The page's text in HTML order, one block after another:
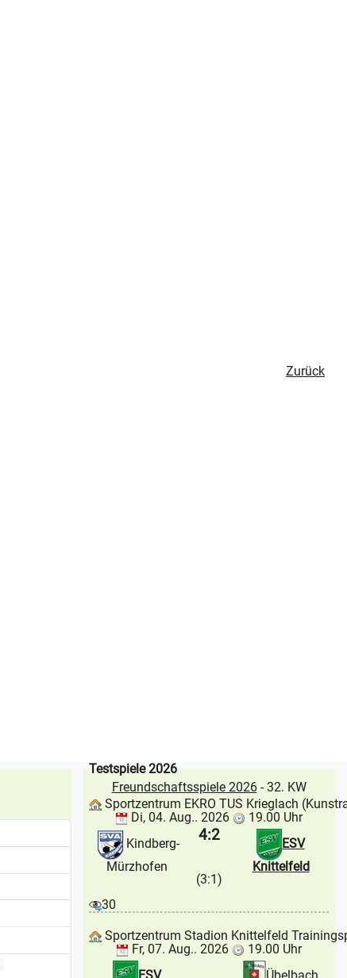
Zurück
Testspiele 2026
Freundschaftsspiele 2026- 32. KW
Sportzentrum EKRO TUS Krieglach
Di, 04. Aug.. 2026
19.00 Uhr
Kindberg-
Mürzhofen
ESV
Knittelfeld
4:2
(3:1)
30
Sportzentrum Stadion Knittelfeld
Fr, 07. Aug.. 2026
19.00 Uhr